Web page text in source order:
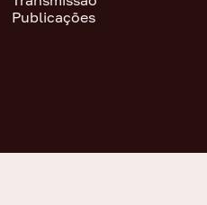
Publicações